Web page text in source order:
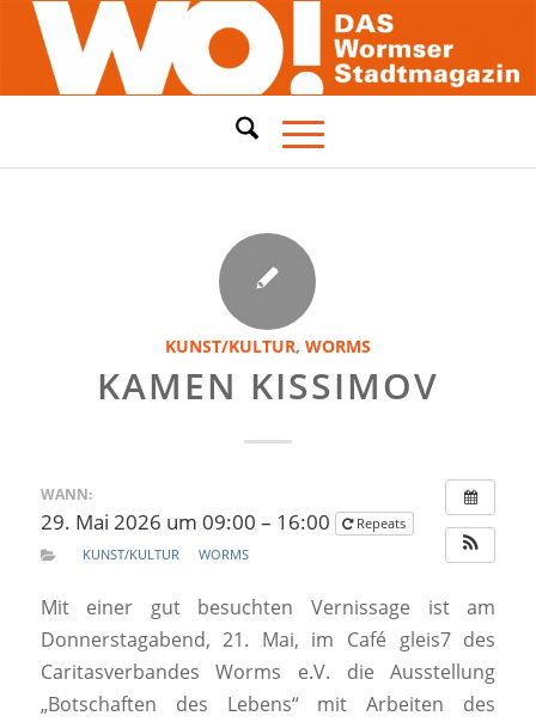
KUNST/KULTUR, WORMS
KAMEN KISSIMOV
WANN:
29. Mai 2026 um 09:00 – 16:00
Repeats
KUNST/KULTUR
WORMS
Mit einer gut besuchten Vernissage ist am
Donnerstagabend, 21. Mai, im Café gleis7 des
Caritasverbandes Worms e.V. die Ausstellung
„Botschaften des Lebens“ mit Arbeiten des